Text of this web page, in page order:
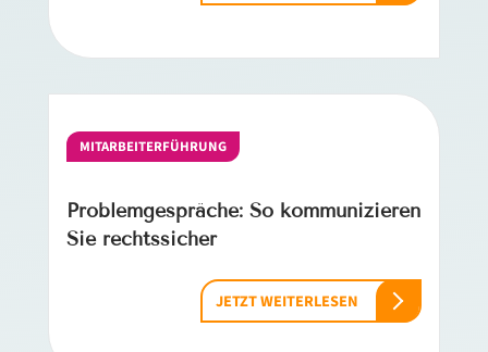
MITARBEITERFÜHRUNG
Problemgespräche: So kommunizieren
Sie rechtssicher
JETZT WEITERLESEN